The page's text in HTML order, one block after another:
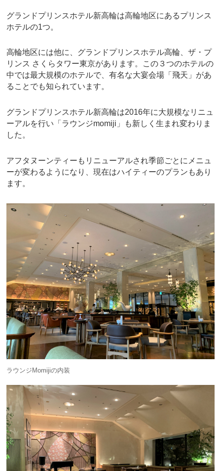
グランドプリンスホテル新高輪は高輪地区にあるプリンス
ホテルの1つ。
高輪地区には他に、グランドプリンスホテル高輪、ザ・プ
リンス さくらタワー東京があります。この３つのホテルの
中では最大規模のホテルで、有名な大宴会場「飛天」があ
ることでも知られています。
グランドプリンスホテル新高輪は2016年に大規模なリニュ
ーアルを行い「ラウンジmomiji」も新しく生まれ変わりま
した。
アフタヌーンティーもリニューアルされ季節ごとにメニュ
ーが変わるようになり、現在はハイティーのプランもあり
ます。
ラウンジMomijiの内装